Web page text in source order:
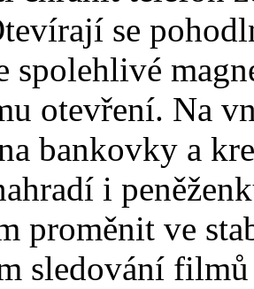
se
spolehlivé
otevření. Na
bankovky a
i
proměnit ve
sledování